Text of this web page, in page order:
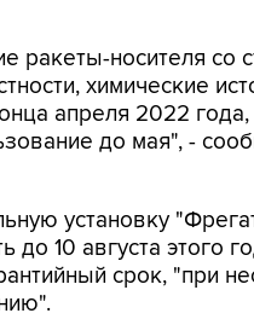
ракеты-носителя со
химические
апреля 2022
до мая", -
установку
10 августа этого
срок, "при